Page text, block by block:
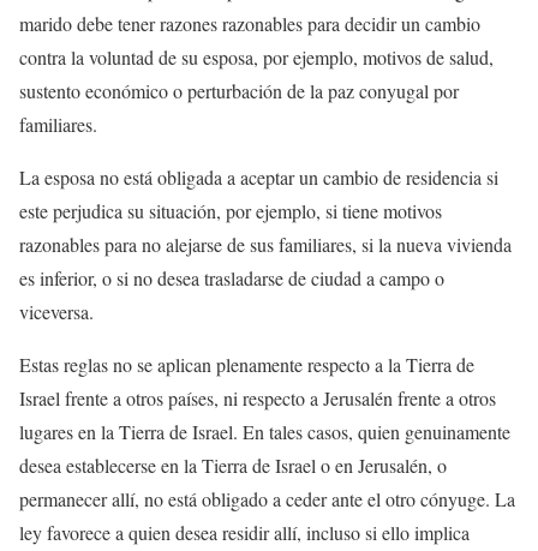
marido debe tener razones razonables para decidir un cambio
contra la voluntad de su esposa, por ejemplo, motivos de salud,
sustento económico o perturbación de la paz conyugal por
familiares.
La esposa no está obligada a aceptar un cambio de residencia si
este perjudica su situación, por ejemplo, si tiene motivos
razonables para no alejarse de sus familiares, si la nueva vivienda
es inferior, o si no desea trasladarse de ciudad a campo o
viceversa.
Estas reglas no se aplican plenamente respecto a la Tierra de
Israel frente a otros países, ni respecto a Jerusalén frente a otros
lugares en la Tierra de Israel. En tales casos, quien genuinamente
desea establecerse en la Tierra de Israel o en Jerusalén, o
permanecer allí, no está obligado a ceder ante el otro cónyuge. La
ley favorece a quien desea residir allí, incluso si ello implica